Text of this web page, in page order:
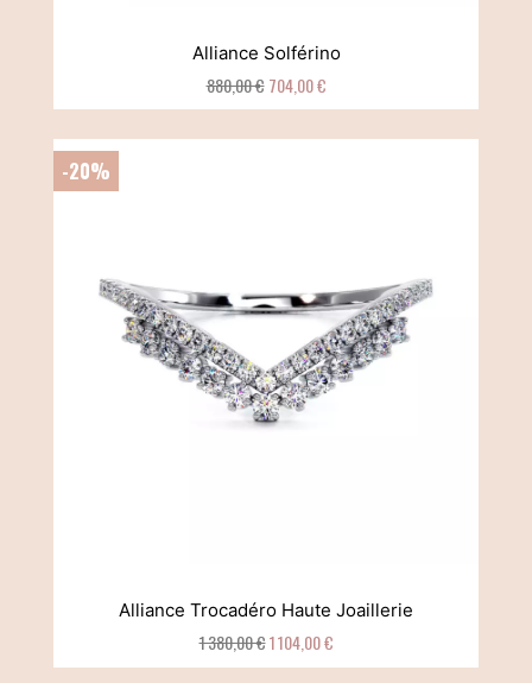
Alliance Solférino
880,00 € 704,00 €
Alliance Trocadéro Haute Joaillerie
1 380,00 €1 104,00 €
-20%